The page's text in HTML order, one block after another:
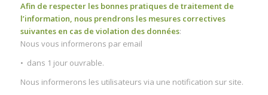
Afin de respecter les bonnes pratiques de traitement de
l’information, nous prendrons les mesures correctives
suivantes en cas de violation des données:
Nous vous informerons par email
• dans 1 jour ouvrable.
Nous informerons les utilisateurs via une notification sur site.